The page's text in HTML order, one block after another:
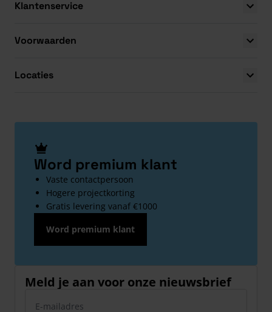
Klantenservice
Voorwaarden
Locaties
Word premium klant
Vaste contactpersoon
Hogere projectkorting
Gratis levering vanaf €1000
Word premium klant
Meld je aan voor onze nieuwsbrief